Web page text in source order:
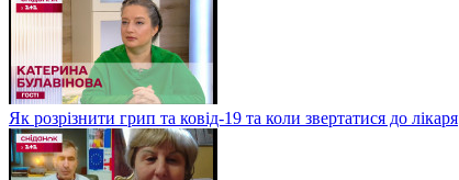
Як розрізнити грип та ковід-19 та коли звертатися до лікаря